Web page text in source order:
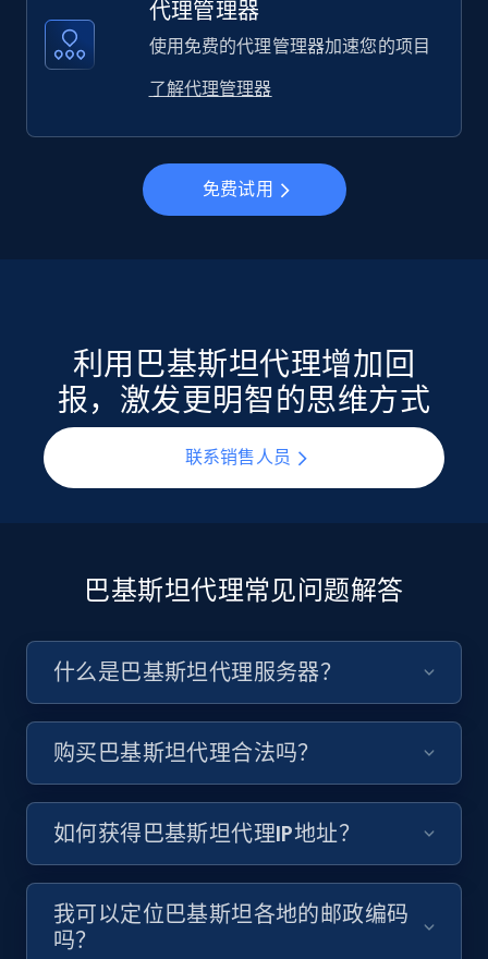
代理管理器
使用免费的代理管理器加速您的项目
了解代理管理器
免费试用
利用巴基斯坦代理增加回
报，激发更明智的思维方式
联系销售人员
巴基斯坦代理常见问题解答
什么是巴基斯坦代理服务器？
购买巴基斯坦代理合法吗？
如何获得巴基斯坦代理IP地址？
我可以定位巴基斯坦各地的邮政编码
吗？